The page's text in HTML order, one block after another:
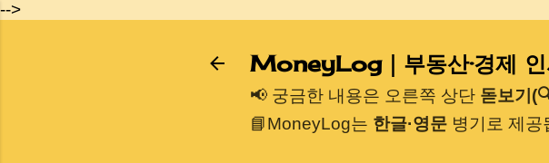
-->
기
MoneyLog｜부동산·경제 인
📢 궁금한 내용은 오른쪽 상단 돋보기
📘MoneyLog는 한글·영문 병기로 제공